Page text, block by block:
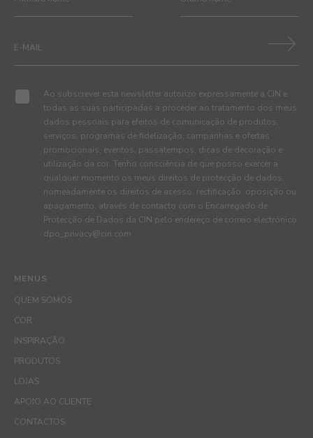
MENUS
QUEM SOMOS
COR
INSPIRAÇÃO
PRODUTOS
LOJAS
APOIO AO CLIENTE
CONTACTOS
Ao subscrever esta newsletter autorizo expressamente a CIN e
todas as suas participadas a proceder ao tratamento dos meus
dados pessoais para efeitos de comunicação de produtos,
serviços, programas de fidelização, campanhas e ofertas
promocionais, eventos, passatempos, dicas de decoração e
utilização da cor. Tenho consciência de que posso exercer a
qualquer momento os meus direitos de protecção de dados,
nomeadamente os direitos de acesso, rectificação, oposição ou
apagamento, através de contacto com o Encarregado de
Protecção de Dados da CIN pelo endereço de correio electrónico
dpo_privacy@cin.com